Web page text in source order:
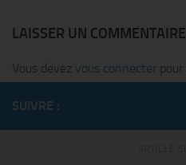
LAISSER UN COMMENTAIRE
Vous devez vous connecter
SUIVRE :